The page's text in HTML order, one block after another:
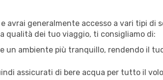
avrai generalmente accesso a vari tipi di
qualità dei tuo viaggio, ti consigliamo di:
un ambiente più tranquillo, rendendo il
assicurati di bere acqua per tutto il